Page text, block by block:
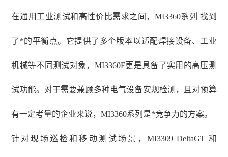
在通用工业测试和高性价比需求之间， MI3360系列 找到
了*的平衡点。它提供了多个版本以适配焊接设备、工业
机械等不同测试对象，MI3360F更是具备了实用的高压测
试功能。对于需要兼顾多种电气设备安规检测，且对预算
有一定考量的企业来说，MI3360系列是*竞争力的方案。
针对现场巡检和移动测试场景， MI3309 DeltaGT 和